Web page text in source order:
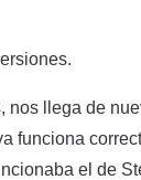
nos llega de
funciona
el de